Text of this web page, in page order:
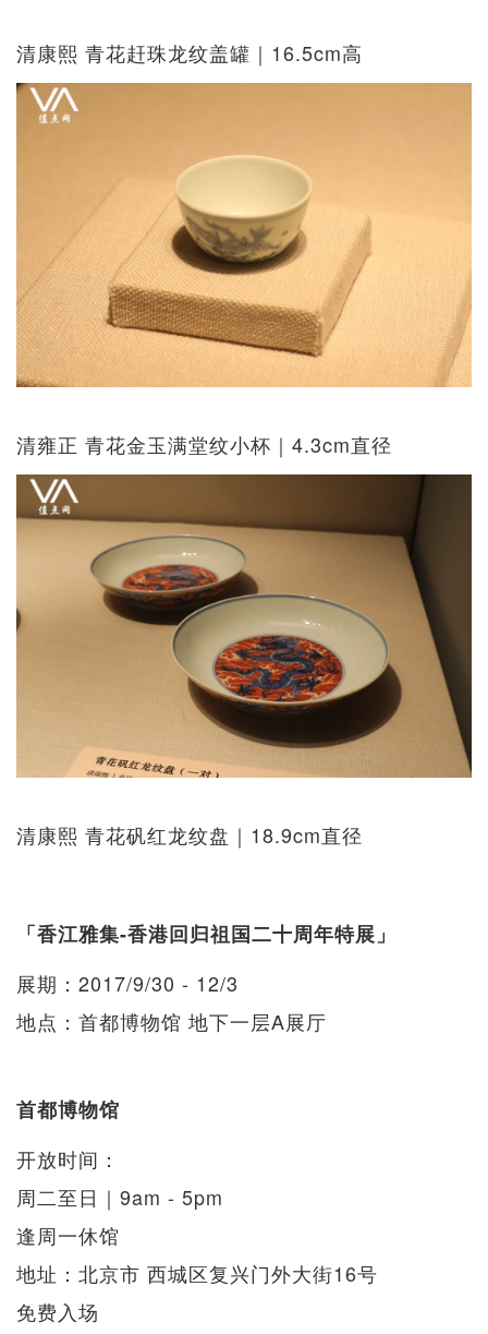
清康熙 青花赶珠龙纹盖罐｜16.5cm高
清雍正 青花金玉满堂纹小杯｜4.3cm直径
清康熙 青花矾红龙纹盘｜18.9cm直径
「香江雅集-香港回归祖国二十周年特展」
展期：2017/9/30 - 12/3
地点：首都博物馆 地下一层A展厅
首都博物馆
开放时间：
周二至日｜9am - 5pm
逢周一休馆
地址：北京市 西城区复兴门外大街16号
免费入场